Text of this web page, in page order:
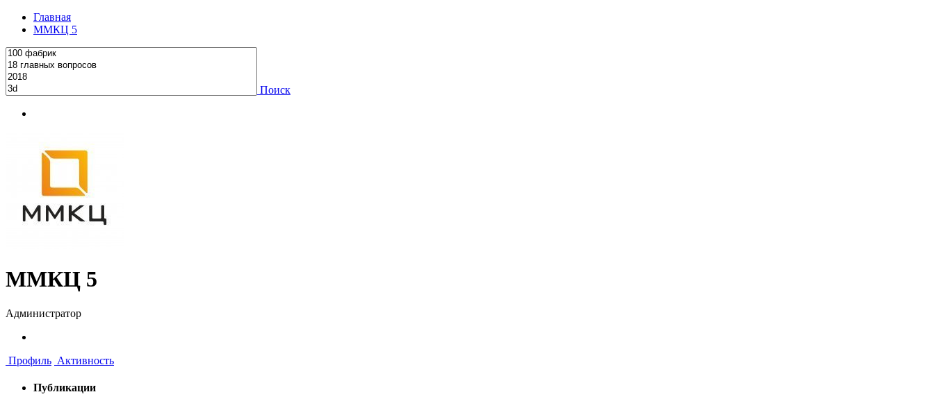
Главная
ММКЦ 5
Поиск
ММКЦ 5
Администратор
Профиль Активность
Публикации